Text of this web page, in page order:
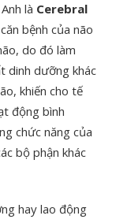
là Cerebral
bệnh của não
do đó làm
dinh dưỡng khác
khiến cho tế
động bình
chức năng của
bộ phận khác
hay lao động